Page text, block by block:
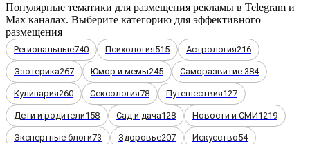
Популярные тематики для размещения рекламы в Telegram и
Max каналах. Выберите категорию для эффективного
размещения
Региональные740 Психология515 Астрология216
Эзотерика267 Юмор и мемы245 Саморазвитие 384
Кулинария260 Сексология78 Путешествия127
Дети и родители158 Сад и дача128 Новости и СМИ1219
Экспертные блоги73 Здоровье207 Искусство54